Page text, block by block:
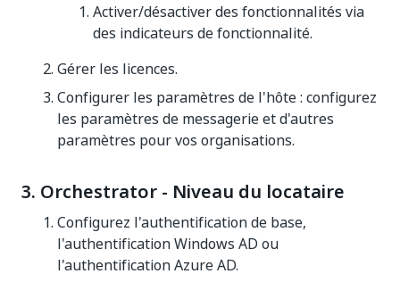
Activer/désactiver des fonctionnalités via
des indicateurs de fonctionnalité.
Gérer les licences.
Configurer les paramètres de l'hôte : configurez
les paramètres de messagerie et d'autres
paramètres pour vos organisations.
3. Orchestrator - Niveau du locataire
Configurez l'authentification de base,
l'authentification Windows AD ou
l'authentification Azure AD.